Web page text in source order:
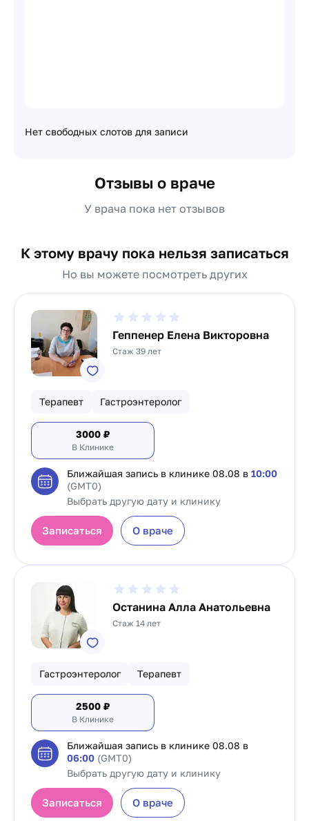
Нет свободных слотов для записи
Отзывы о враче
У врача пока нет отзывов
К этому врачу пока нельзя записаться
Но вы можете посмотреть других
Геппенер Елена Викторовна
Стаж 39 лет
Терапевт Гастроэнтеролог
3000 ₽
В Клинике
Ближайшая запись в клинике 08.08 в 10:00
(GMT0)
Выбрать другую дату и клинику
Записаться О враче
Останина Алла Анатольевна
Стаж 14 лет
Гастроэнтеролог Терапевт
2500 ₽
В Клинике
Ближайшая запись в клинике 08.08 в
06:00 (GMT0)
Выбрать другую дату и клинику
Записаться О враче